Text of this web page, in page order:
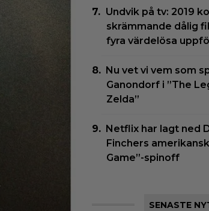
Undvik på tv: 2019
skrämmande dålig
fyra värdelösa
Nu vet vi vem som
Ganondorf i ”The
Zelda”
Netflix har lagt ned
Finchers
Game”-spinoff
SENASTE